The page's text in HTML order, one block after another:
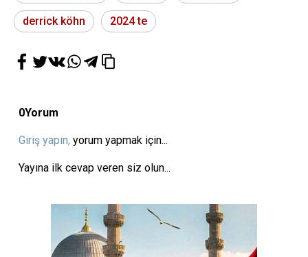
derrick köhn 2024 te
0Yorum
Giriş yapın, yorum yapmak için...
Yayına ilk cevap veren siz olun...